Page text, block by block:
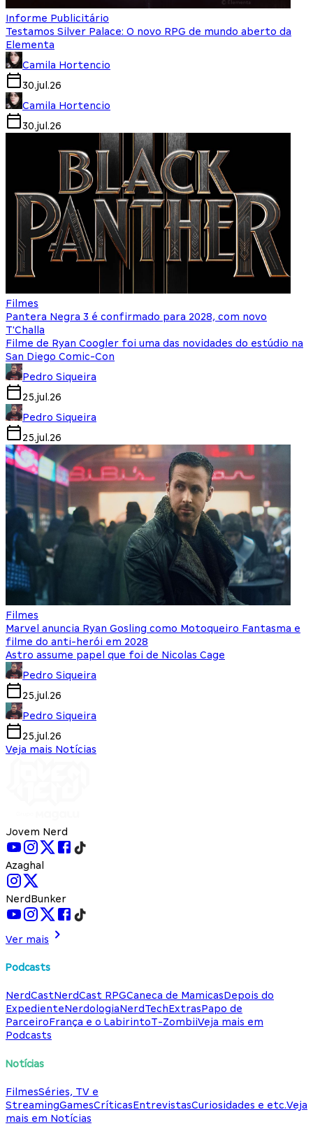
Informe Publicitário
Testamos Silver Palace: O novo RPG de mundo aberto da
Elementa
Camila Hortencio
30.jul.26
Camila Hortencio
30.jul.26
Filmes
Pantera Negra 3 é confirmado para 2028, com novo
T'Challa
Filme de Ryan Coogler foi uma das novidades do estúdio na
San Diego Comic-Con
Pedro Siqueira
25.jul.26
Pedro Siqueira
25.jul.26
Filmes
Marvel anuncia Ryan Gosling como Motoqueiro Fantasma e
filme do anti-herói em 2028
Astro assume papel que foi de Nicolas Cage
Pedro Siqueira
25.jul.26
Pedro Siqueira
25.jul.26
Veja mais Notícias
Jovem Nerd
Azaghal
NerdBunker
Ver mais
Podcasts
NerdCastNerdCast RPGCaneca de MamicasDepois do
ExpedienteNerdologiaNerdTechExtrasPapo de
ParceiroFrança e o LabirintoT-ZombiiVeja mais em
Podcasts
Notícias
FilmesSéries, TV e
StreamingGamesCríticasEntrevistasCuriosidades e etc.Veja
mais em Notícias